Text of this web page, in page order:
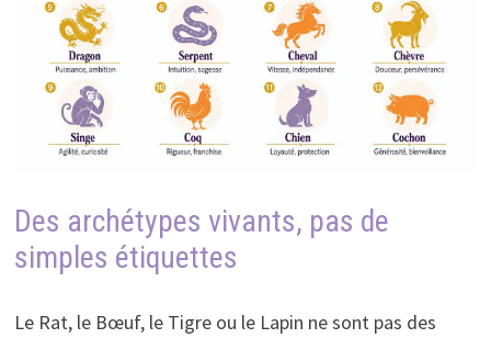
Des archétypes vivants, pas de
simples étiquettes
Le Rat, le Bœuf, le Tigre ou le Lapin ne sont pas des